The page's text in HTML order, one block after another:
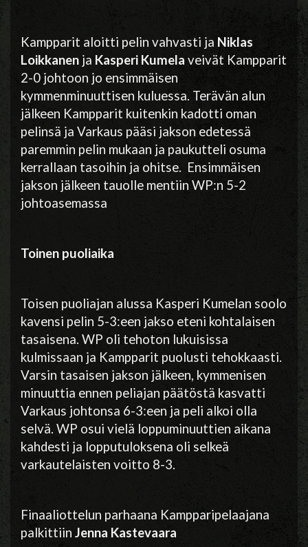
Kampparit aloitti pelin vahvasti ja Niklas
Loikkanen ja Kasperi Kumela veivät Kampparit
2-0 johtoon jo ensimmäisen
kymmenminuuttisen kuluessa. Terävän alun
jälkeen Kampparit kuitenkin kadotti oman
pelinsä ja Varkaus pääsi jakson edetessä
paremmin pelin mukaan ja paukutteli osuma
kerrallaan tasoihin ja ohitse. Ensimmäisen
jakson jälkeen tauolle mentiin WP:n 5-2
johtoasemassa
Toinen puoliaika
Toisen puoliajan alussa Kasperi Kumelan soolo
kavensi pelin 5-3:een jakso eteni kohtalaisen
tasaisena. WP oli tehoton lukuisissa
kulmissaan ja Kampparit puolusti tehokkaasti.
Varsin tasaisen jakson jälkeen, kymmenisen
minuuttia ennen peliajan päätöstä kasvatti
Varkaus johtonsa 6-3:een ja peli alkoi olla
selvä. WP osui vielä loppuminuuttien aikana
kahdesti ja lopputuloksena oli selkeä
varkautelaisten voitto 8-3.
Finaaliottelun parhaana Kampparipelaajana
palkittiin Jenna Kastevaara